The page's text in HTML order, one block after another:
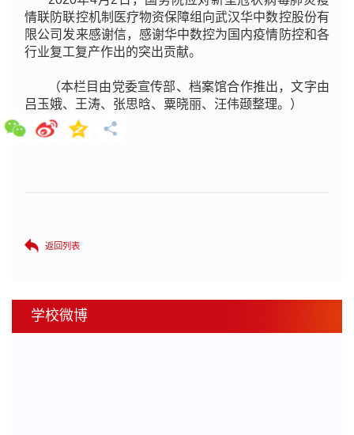
情联防联控机制医疗物资保障组向武汉华中数控股份有
限公司发来感谢信，感谢华中数控为国内疫情防控和各
行业复工复产作出的突出贡献。
（本栏目由党委宣传部、档案馆合作推出，文字由
吕玉娥、王涛、张思晗、粟晓丽、汪伟颋整理。）
返回列表
学校微博